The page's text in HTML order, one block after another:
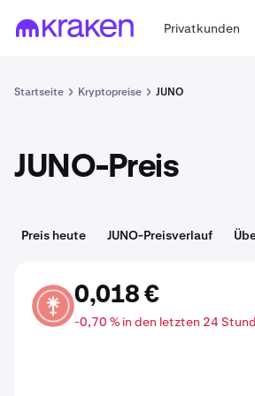
Privatkunden
Startseite Kryptopreise JUNO
JUNO-Preis
Preis heute JUNO-Preisverlauf
JUNO 0,018 €
-0,70 % in den letzten 24